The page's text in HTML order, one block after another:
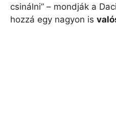
csinálni” – mondják a
hozzá egy nagyon is